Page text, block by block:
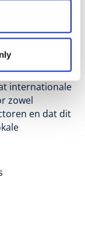
in de
de
hadden.
internationale
zowel
en dat dit